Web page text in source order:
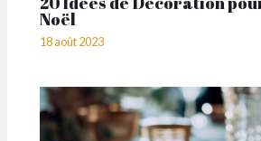
Noël
18 août 2023